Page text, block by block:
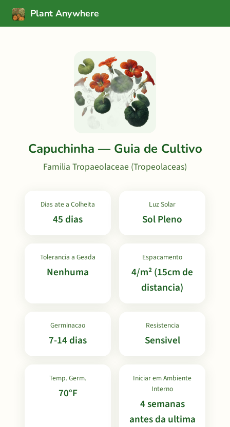
Plant Anywhere
Capuchinha — Guia de Cultivo
Familia Tropaeolaceae (Tropeolaceas)
Dias ate a Colheita
45 dias
Luz Solar
Sol Pleno
Tolerancia a Geada
Nenhuma
Espacamento
4/m² (15cm de
distancia)
Germinacao
7-14 dias
Resistencia
Sensivel
Temp. Germ.
70°F
Iniciar em Ambiente
Interno
4 semanas
antes da ultima